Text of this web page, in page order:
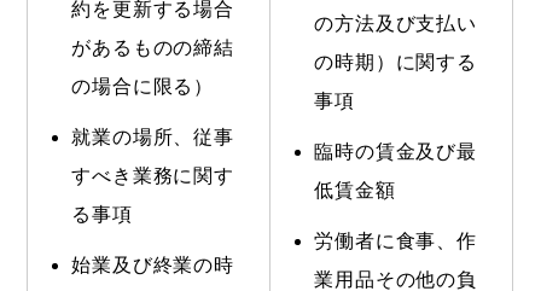
約を更新する場合
があるものの締結
の場合に限る）
就業の場所、従事
すべき業務に関す
る事項
始業及び終業の時
の方法及び支払い
の時期）に関する
事項
臨時の賃金及び最
低賃金額
労働者に食事、作
業用品その他の負